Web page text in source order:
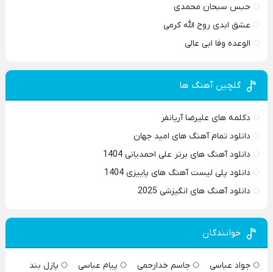
حبس سبحان محمدی
عشق ابدی روح الله کرمی
الوعده وفا ابی عالی
گلچین آهنگ ها
دکلمه های علیرضا آریانفر
دانلود تمام آهنگ های امید جهان
دانلود آهنگ های برتر علی احمدیانی 1404
دانلود پلی لیست آهنگ های پاییزی 1404
دانلود آهنگ های انگیزشی 2025
خوانندگان
جواد عباسی جاسم خدارحمی پیام عباسی
پازل بند